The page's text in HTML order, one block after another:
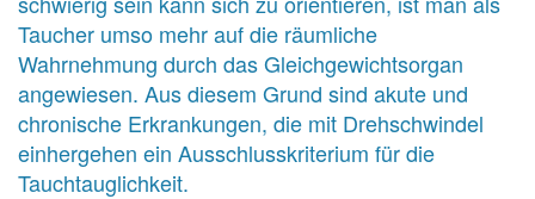
Taucher umso mehr auf die räumliche
Wahrnehmung durch das Gleichgewichtsorgan
angewiesen. Aus diesem Grund sind akute und
chronische Erkrankungen, die mit Drehschwindel
einhergehen ein Ausschlusskriterium für die
Tauchtauglichkeit.